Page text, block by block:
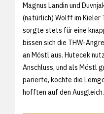
Magnus Landin und
(natürlich) Wolff im Kieler
sorgte stets für eine
bissen sich die THW-
an Möstl aus. Hutecek
Anschluss, und als Möstl
parierte, kochte die
hofften auf den Ausgleich.